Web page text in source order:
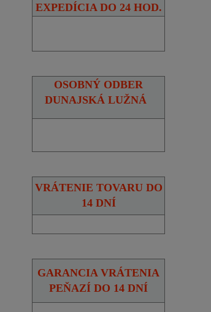
EXPEDÍCIA DO 24 HOD.
OSOBNÝ ODBER
DUNAJSKÁ LUŽNÁ
VRÁTENIE TOVARU DO
14 DNÍ
GARANCIA VRÁTENIA
PEŇAZÍ DO 14 DNÍ